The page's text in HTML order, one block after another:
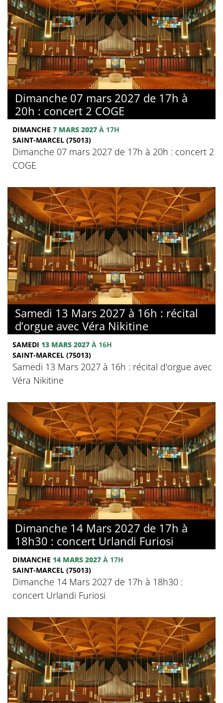
Dimanche 07 mars 2027 de 17h à
20h : concert 2 COGE
DIMANCHE 7 MARS 2027 À 17H
SAINT-MARCEL (75013)
Dimanche 07 mars 2027 de 17h à 20h : concert 2
COGE
Samedi 13 Mars 2027 à 16h : récital
d’orgue avec Véra Nikitine
SAMEDI 13 MARS 2027 À 16H
SAINT-MARCEL (75013)
Samedi 13 Mars 2027 à 16h : récital d'orgue avec
Véra Nikitine
Dimanche 14 Mars 2027 de 17h à
18h30 : concert Urlandi Furiosi
DIMANCHE 14 MARS 2027 À 17H
SAINT-MARCEL (75013)
Dimanche 14 Mars 2027 de 17h à 18h30 :
concert Urlandi Furiosi